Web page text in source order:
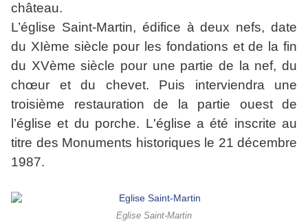
château.
L’église Saint-Martin, édifice à deux nefs, date
du XIème siècle pour les fondations et de la fin
du XVème siècle pour une partie de la nef, du
chœur et du chevet. Puis interviendra une
troisième restauration de la partie ouest de
l’église et du porche. L'église a été inscrite au
titre des Monuments historiques le 21 décembre
1987.
Eglise Saint-Martin